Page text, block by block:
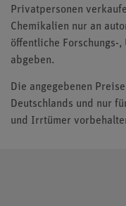
Privatpersonen
Chemikalien nur an
öffentliche Forschungs-
abgeben.
Die angegebenen
Deutschlands und nur
und Irrtümer